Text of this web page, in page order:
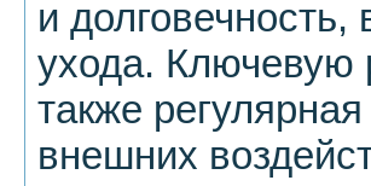
и
ухода. Ключевую
также
внешних